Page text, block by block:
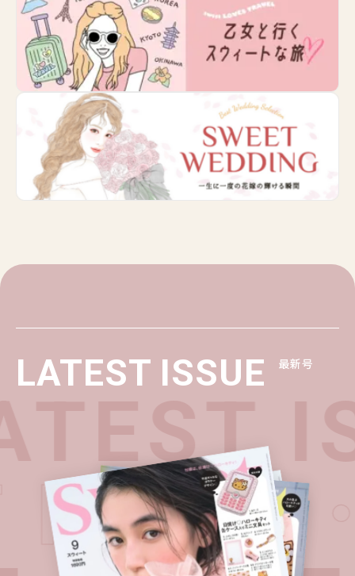
LATEST ISSUE 最新号